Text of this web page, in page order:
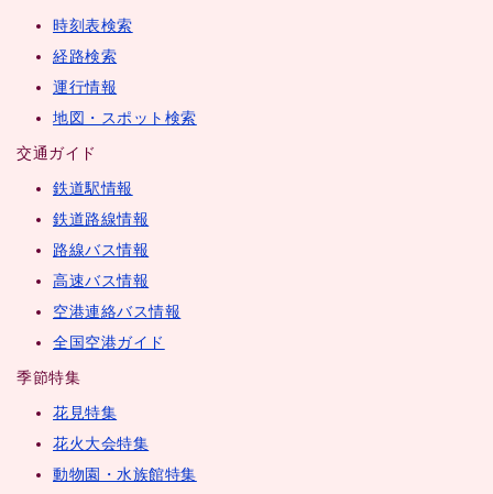
時刻表検索
経路検索
運行情報
地図・スポット検索
交通ガイド
鉄道駅情報
鉄道路線情報
路線バス情報
高速バス情報
空港連絡バス情報
全国空港ガイド
季節特集
花見特集
花火大会特集
動物園・水族館特集